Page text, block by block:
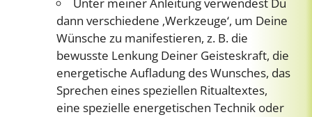
dann verschiedene ‚Werkzeuge‘, um Deine
Wünsche zu manifestieren, z. B. die
bewusste Lenkung Deiner Geisteskraft, die
energetische Aufladung des Wunsches, das
Sprechen eines speziellen Ritualtextes,
eine spezielle energetischen Technik oder